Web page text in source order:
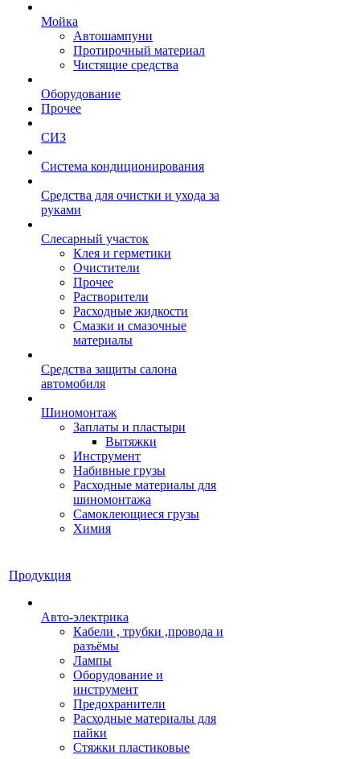
Мойка
Автошампуни
Протирочный материал
Чистящие средства
Оборудование
Прочее
СИЗ
Система кондиционирования
Средства для очистки и ухода за
руками
Слесарный участок
Клея и герметики
Очистители
Прочее
Растворители
Расходные жидкости
Смазки и смазочные
материалы
Средства защиты салона
автомобиля
Шиномонтаж
Заплаты и пластыри
Вытяжки
Инструмент
Набивные грузы
Расходные материалы для
шиномонтажа
Самоклеющиеся грузы
Химия
Продукция
Авто-электрика
Кабели , трубки ,провода и
разъёмы
Лампы
Оборудование и
инструмент
Предохранители
Расходные материалы для
пайки
Стяжки пластиковые